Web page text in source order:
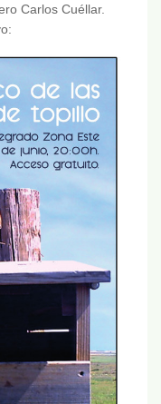
Carlos Cuéllar.